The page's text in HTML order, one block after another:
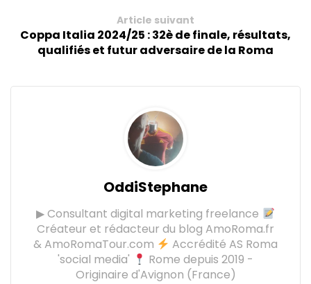
Article suivant
Coppa Italia 2024/25 : 32è de finale, résultats,
qualifiés et futur adversaire de la Roma
OddiStephane
▶ Consultant digital marketing freelance
Créateur et rédacteur du blog AmoRoma.fr
& AmoRomaTour.com
Accrédité AS Roma
'social media'
Rome depuis 2019 -
Originaire d'Avignon (France)